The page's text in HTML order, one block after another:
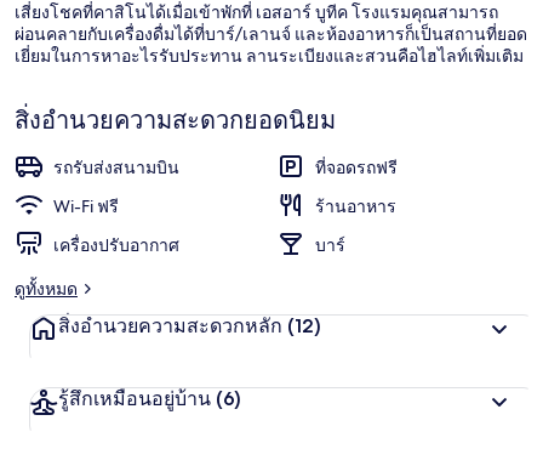
ห้องสแตนดาร์ดดับเบิลหรือทวิน | ตู้นิร
เสี่ยงโชคที่คาสิโนได้เมื่อเข้าพักที่ เอสอาร์ บูทีค โรงแรมคุณสามารถ
ผ่อนคลายกับเครื่องดื่มได้ที่บาร์/เลานจ์ และห้องอาหารก็เป็นสถานที่ยอด
เยี่ยมในการหาอะไรรับประทาน ลานระเบียงและสวนคือไฮไลท์เพิ่มเติม
สิ่งอำนวยความสะดวกยอดนิยม
รถรับส่งสนามบิน
ที่จอดรถฟรี
Wi-Fi ฟรี
ร้านอาหาร
เครื่องปรับอากาศ
บาร์
ดูทั้งหมด
สิ่งอำนวยความสะดวกหลัก (12)
รู้สึกเหมือนอยู่บ้าน (6)